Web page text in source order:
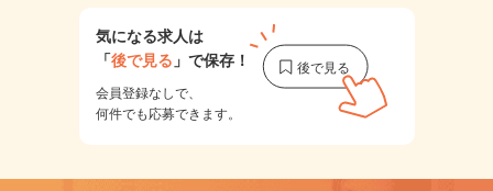
気になる求人は
「後で見る 」で保存！
会員登録なしで、
何件でも応募できます。